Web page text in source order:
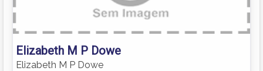
Elizabeth M P Dowe
Elizabeth M P Dowe